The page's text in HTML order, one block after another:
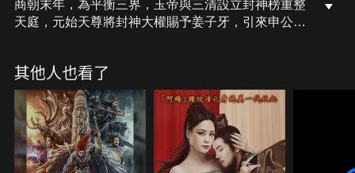
商朝末年，為平衡三界，玉帝與三清設立封神榜重整
天庭，元始天尊將封神大權賜予姜子牙，引來申公豹
行徑，楊戩挺身而出與申公豹展開了數次生死大戰，
最終正義戰勝邪惡的故事。
其他人也看了